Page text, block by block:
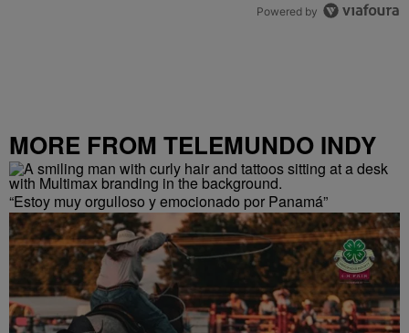
Powered by
MORE FROM TELEMUNDO INDY
“Estoy muy orgulloso y emocionado por Panamá”